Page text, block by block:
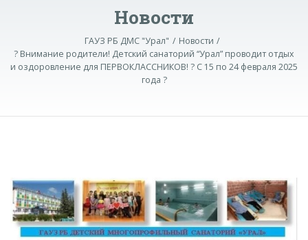
Новости
ГАУЗ РБ ДМС "Урал"
Новости
? Внимание родители! Детский санаторий “Урал” проводит отдых
и оздоровление для ПЕРВОКЛАССНИКОВ! ? С 15 по 24 февраля 2025
года ?